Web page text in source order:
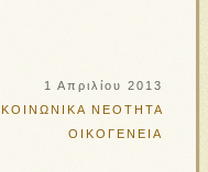
1 Απριλίου 2013
ΚΟΙΝΩΝΙΚΑ ΝΕΟΤΗΤΑ
ΟΙΚΟΓΕΝΕΙΑ